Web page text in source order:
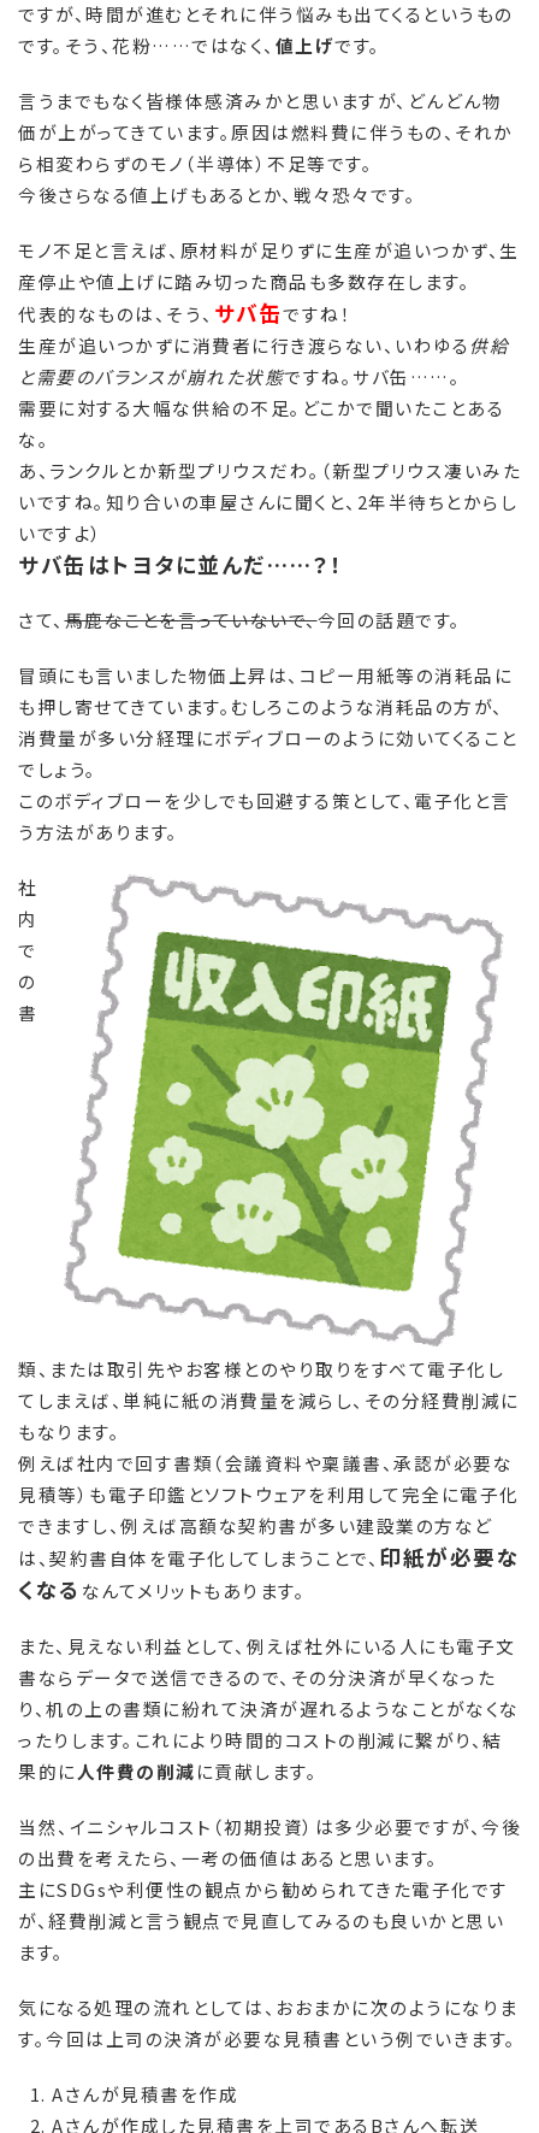
ですが、時間が進むとそれに伴う悩みも出てくるというもの
です。そう、花粉……ではなく、 値上げです。
言うまでもなく皆様体感済みかと思いますが、どんどん物
価が上がってきています。原因は燃料費に伴うもの、それか
ら相変わらずのモノ（半導体）不足等です。
今後さらなる値上げもあるとか、戦々恐々です。
モノ不足と言えば、原材料が足りずに生産が追いつかず、生
産停止や値上げに踏み切った商品も多数存在します。
代表的なものは、そう、 サバ缶ですね！
生産が追いつかずに消費者に行き渡らない、いわゆる 供給
と需要のバランスが崩れた状態ですね。サバ缶……。
需要に対する大幅な供給の不足。どこかで聞いたことある
な。
あ、ランクルとか新型プリウスだわ。（新型プリウス凄いみた
いですね。知り合いの車屋さんに聞くと、2年半待ちとからし
いですよ）
サバ缶はトヨタに並んだ……？！
さて、馬鹿なことを言っていないで、今回の話題です。
冒頭にも言いました物価上昇は、コピー用紙等の消耗品に
も押し寄せてきています。むしろこのような消耗品の方が、
消費量が多い分経理にボディブローのように効いてくること
でしょう。
このボディブローを少しでも回避する策として、電子化と言
う方法があります。
社
内
で
の
書
類、または取引先やお客様とのやり取りをすべて電子化し
てしまえば、単純に紙の消費量を減らし、その分経費削減に
もなります。
例えば社内で回す書類（会議資料や稟議書、承認が必要な
見積等）も電子印鑑とソフトウェアを利用して完全に電子化
できますし、例えば高額な契約書が多い建設業の方など
は、契約書自体を電子化してしまうことで、 印紙が必要な
くなる なんてメリットもあります。
また、見えない利益として、例えば社外にいる人にも電子文
書ならデータで送信できるので、その分決済が早くなった
り、机の上の書類に紛れて決済が遅れるようなことがなくな
ったりします。これにより時間的コストの削減に繋がり、結
果的に人件費の削減に貢献します。
当然、イニシャルコスト（初期投資）は多少必要ですが、今後
の出費を考えたら、一考の価値はあると思います。
主にSDGsや利便性の観点から勧められてきた電子化です
が、経費削減と言う観点で見直してみるのも良いかと思い
ます。
気になる処理の流れとしては、おおまかに次のようになりま
す。今回は上司の決済が必要な見積書という例でいきます。
Aさんが見積書を作成
Aさんが作成した見積書を上司であるBさんへ転送